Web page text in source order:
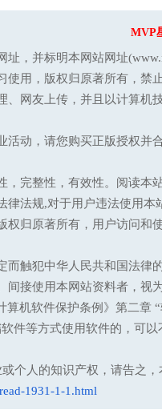
MVP
，并标明本网站网址
使用，版权归原著所有，禁
、网友上传，并且以计算
活动，请您购买正版授权
，完整性，有效性。阅读本
法规,对于用户违法使用本
权归原著所有，用户访问和
触犯中华人民共和国法律
接使用本网站资料者，视
算机软件保护条例》第二章
件等方式使用软件的，可
个人的知识产权，请告之，
1931-1-1.html